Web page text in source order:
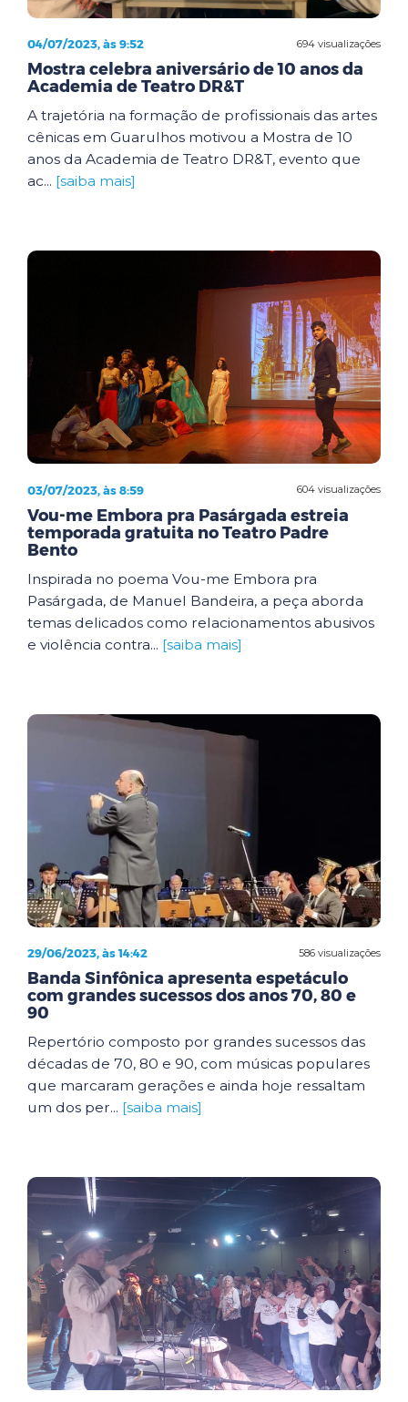
694 visualizações
04/07/2023, às 9:52
Mostra celebra aniversário de 10 anos da
Academia de Teatro DR&T
A trajetória na formação de profissionais das artes
cênicas em Guarulhos motivou a Mostra de 10
anos da Academia de Teatro DR&T, evento que
ac... [saiba mais]
604 visualizações
03/07/2023, às 8:59
Vou-me Embora pra Pasárgada estreia
temporada gratuita no Teatro Padre
Bento
Inspirada no poema Vou-me Embora pra
Pasárgada, de Manuel Bandeira, a peça aborda
temas delicados como relacionamentos abusivos
e violência contra... [saiba mais]
586 visualizações
29/06/2023, às 14:42
Banda Sinfônica apresenta espetáculo
com grandes sucessos dos anos 70, 80 e
90
Repertório composto por grandes sucessos das
décadas de 70, 80 e 90, com músicas populares
que marcaram gerações e ainda hoje ressaltam
um dos per... [saiba mais]